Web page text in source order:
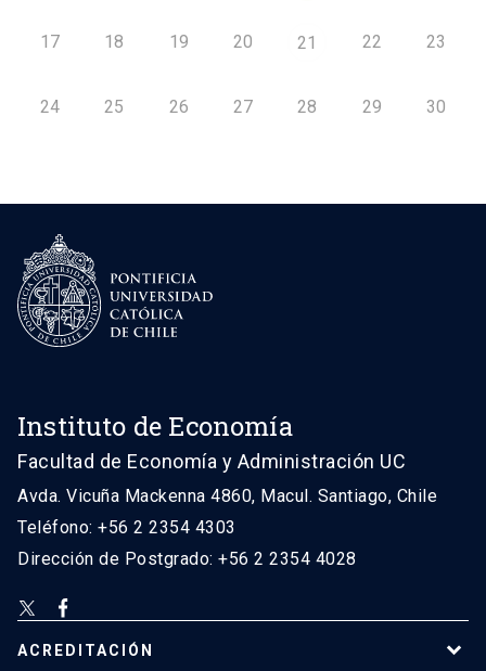
17 18 19 20 21 22 23
24 25 26 27 28 29 30
Instituto de Economía
Facultad de Economía y Administración UC
Avda. Vicuña Mackenna 4860, Macul. Santiago, Chile
Teléfono: +56 2 2354 4303
Dirección de Postgrado: +56 2 2354 4028
ACREDITACIÓN